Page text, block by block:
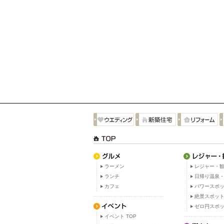
ラーメン
ランチ
カフェ
イベント TOP
レジャー・
日帰り温泉
パワースポ
絶景スポット
ゼロ円スポ